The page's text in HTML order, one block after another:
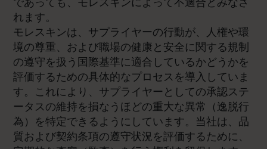
れます。
モレスキンは、サプライヤーの行動が、人権や環
境の尊重、および職場の健康と安全に関する規制
の遵守を扱う国際基準に適合しているかどうかを
評価するための具体的なプロセスを導入していま
す。これにより、サプライヤーとしての承認ステ
ータスの維持を損なうほどの重大な異常（逸脱行
為）を特定できるようにしています。当社は、品
質および契約条項の遵守状況を評価するために、